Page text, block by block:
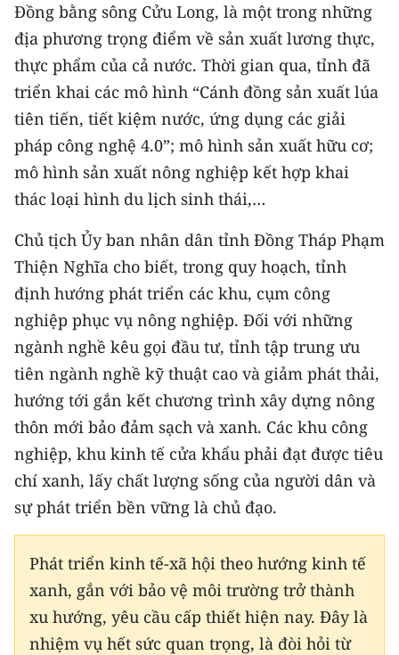
Media Xã hội
Media Pháp luật
Media Du lịch
Media Thế giới
Media Thể thao
Media Y tế
Media Khoa học - Công nghệ
Media Môi trường
Ảnh
Infographic
TIN MỚI
TIN ĐỊA PHƯƠNG
Trung du và miền núi phía Bắc
Đồng bằng sông Hồng
Bắc Trung Bộ
Đồng bằng sông Cửu Long, là một trong những
địa phương trọng điểm về sản xuất lương thực,
thực phẩm của cả nước. Thời gian qua, tỉnh đã
triển khai các mô hình “Cánh đồng sản xuất lúa
tiên tiến, tiết kiệm nước, ứng dụng các giải
pháp công nghệ 4.0”; mô hình sản xuất hữu cơ;
mô hình sản xuất nông nghiệp kết hợp khai
thác loại hình du lịch sinh thái,…
Chủ tịch Ủy ban nhân dân tỉnh Đồng Tháp Phạm
Thiện Nghĩa cho biết, trong quy hoạch, tỉnh
định hướng phát triển các khu, cụm công
nghiệp phục vụ nông nghiệp. Đối với những
ngành nghề kêu gọi đầu tư, tỉnh tập trung ưu
tiên ngành nghề kỹ thuật cao và giảm phát thải,
hướng tới gắn kết chương trình xây dựng nông
thôn mới bảo đảm sạch và xanh. Các khu công
nghiệp, khu kinh tế cửa khẩu phải đạt được tiêu
chí xanh, lấy chất lượng sống của người dân và
sự phát triển bền vững là chủ đạo.
Phát triển kinh tế-xã hội theo hướng kinh tế
xanh, gắn với bảo vệ môi trường trở thành
xu hướng, yêu cầu cấp thiết hiện nay. Đây là
nhiệm vụ hết sức quan trọng, là đòi hỏi từ